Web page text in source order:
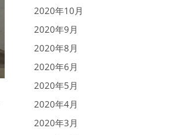
2020年10月
2020年9月
2020年8月
2020年6月
2020年5月
2020年4月
2020年3月